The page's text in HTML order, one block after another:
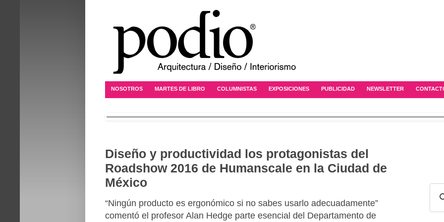
NOSOTROS MARTES DE LIBRO COLUMNISTAS EXPOSICIONES PUBLICIDAD NEWSLETTER
Diseño y productividad los protagonistas del
Roadshow 2016 de Humanscale en la Ciudad de
México
“Ningún producto es ergonómico si no sabes usarlo adecuadamente”
comentó el profesor Alan Hedge parte esencial del Departamento de